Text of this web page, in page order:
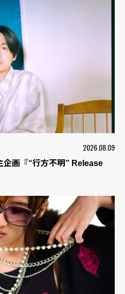
2026.08.09
企画『“行方不明” Release